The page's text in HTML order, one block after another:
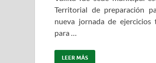
Territorial de preparación
nueva jornada de ejercicios
para …
LEER MÁS